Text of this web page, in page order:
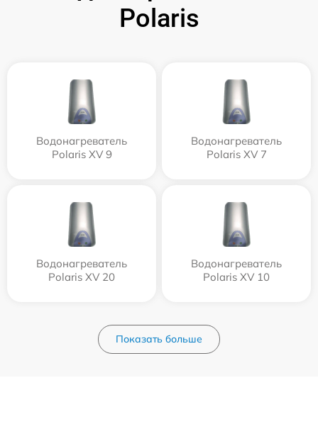
Polaris
Водонагреватель
Polaris XV 9
Водонагреватель
Polaris XV 7
Водонагреватель
Polaris XV 20
Водонагреватель
Polaris XV 10
Показать больше